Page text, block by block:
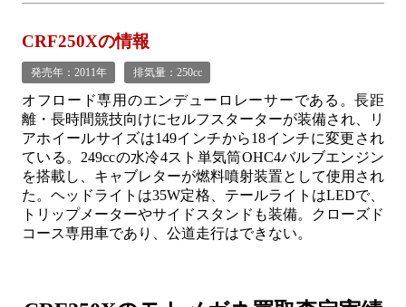
CRF250Xの情報
発売年：2011年 排気量：250cc
オフロード専用のエンデューロレーサーである。長距
離・長時間競技向けにセルフスターターが装備され、リ
アホイールサイズは149インチから18インチに変更され
ている。249ccの水冷4スト単気筒OHC4バルブエンジン
を搭載し、キャブレターが燃料噴射装置として使用され
た。ヘッドライトは35W定格、テールライトはLEDで、
トリップメーターやサイドスタンドも装備。クローズド
コース専用車であり、公道走行はできない。